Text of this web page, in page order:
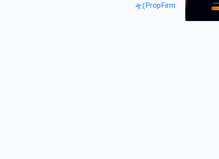
PropFirm)🛸